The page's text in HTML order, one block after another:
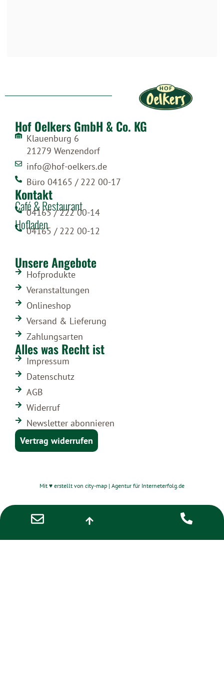
Hof Oelkers GmbH & Co. KG
Klauenburg 6
21279 Wenzendorf
info@hof-oelkers.de
Büro 04165 / 222 00-17
Kontakt
Café & Restaurant
04165 / 222 00-14
Hofladen
04165 / 222 00-12
Unsere Angebote
Hofprodukte
Veranstaltungen
Onlineshop
Versand & Lieferung
Zahlungsarten
Alles was Recht ist
Impressum
Datenschutz
AGB
Widerruf
Newsletter abonnieren
Vertrag widerrufen
Mit ♥ erstellt von city-map | Agentur für Interneterfolg.de